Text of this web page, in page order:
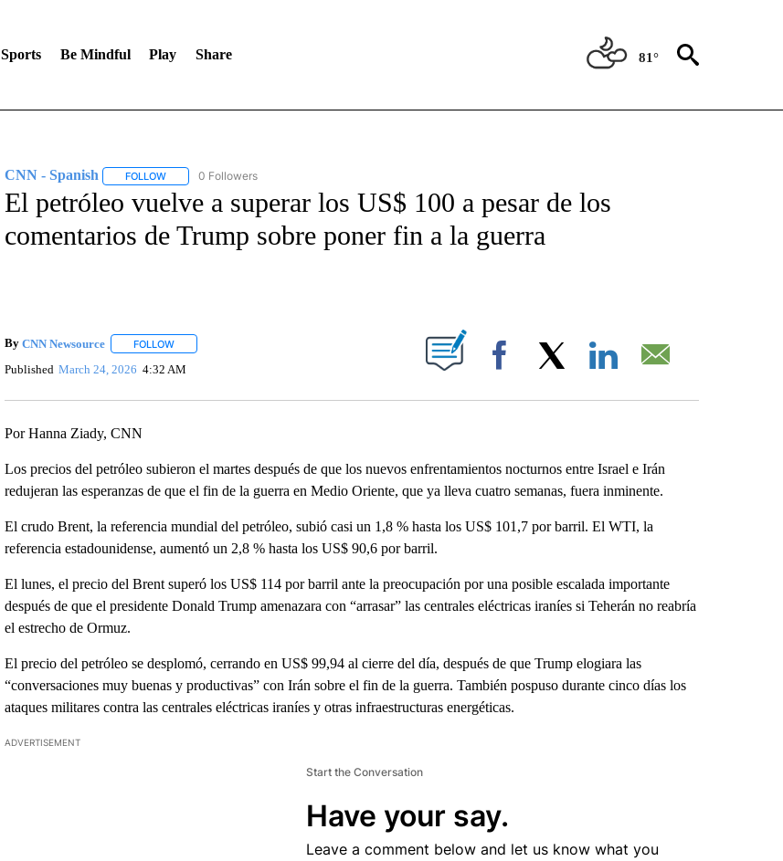
Sports Be Mindful Play Share 81°
CNN - Spanish FOLLOWFOLLOW "CNN - SPANISH" TO RECEIVE NOTIFICATIONS ABOUT NEW PAGES ON "CNN - SPANISH".
0 Followers
El petróleo vuelve a superar los US$ 100 a pesar de los
comentarios de Trump sobre poner fin a la guerra
By CNN Newsource FOLLOWFOLLOW "" TO RECEIVE NOTIFICATIONS ABOUT NEW PAGES ON "".
Published March 24, 2026 4:32 AM Facebook
Por Hanna Ziady, CNN
Los precios del petróleo subieron el martes después de que los nuevos enfrentamientos nocturnos entre Israel e Irán
redujeran las esperanzas de que el fin de la guerra en Medio Oriente, que ya lleva cuatro semanas, fuera inminente.
El crudo Brent, la referencia mundial del petróleo, subió casi un 1,8 % hasta los US$ 101,7 por barril. El WTI, la
referencia estadounidense, aumentó un 2,8 % hasta los US$ 90,6 por barril.
El lunes, el precio del Brent superó los US$ 114 por barril ante la preocupación por una posible escalada importante
después de que el presidente Donald Trump amenazara con “arrasar” las centrales eléctricas iraníes si Teherán no reabría
el estrecho de Ormuz.
El precio del petróleo se desplomó, cerrando en US$ 99,94 al cierre del día, después de que Trump elogiara las
“conversaciones muy buenas y productivas” con Irán sobre el fin de la guerra. También pospuso durante cinco días los
ataques militares contra las centrales eléctricas iraníes y otras infraestructuras energéticas.
ADVERTISEMENT
Start the Conversation
Have your say.
Leave a comment below and let us know what you